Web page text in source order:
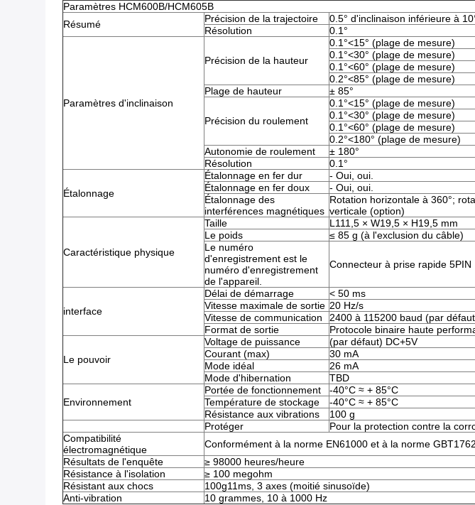
Paramètres HCM600B/HCM605B
Résumé
Précision de la trajectoire
0.5° d'inclinaison inférieure à
Résolution
0.1°
Paramètres d'inclinaison
Précision de la hauteur
0.1°<15° (plage de mesure)
0.1°<30° (plage de mesure)
0.1°<60° (plage de mesure)
0.2°<85° (plage de mesure)
Plage de hauteur
± 85°
Précision du roulement
0.1°<15° (plage de mesure)
0.1°<30° (plage de mesure)
0.1°<60° (plage de mesure)
0.2°<180° (plage de mesure)
Autonomie de roulement
± 180°
Résolution
0.1°
Étalonnage
Étalonnage en fer dur
- Oui, oui.
Étalonnage en fer doux
- Oui, oui.
Étalonnage des
interférences magnétiques
Rotation horizontale à 360°;
verticale (option)
Caractéristique physique
Taille
L111,5 × W19,5 × H19,5 mm
Le poids
≤ 85 g (à l'exclusion du câble)
Le numéro
d'enregistrement est le
numéro d'enregistrement
de l'appareil.
Connecteur à prise rapide 5PIN
interface
Délai de démarrage
< 50 ms
Vitesse maximale de sortie 20 Hz/s
Vitesse de communication
2400 à 115200 baud (par
Format de sortie
Protocole binaire haute
Le pouvoir
Voltage de puissance
(par défaut) DC+5V
Courant (max)
30 mA
Mode idéal
26 mA
Mode d'hibernation
TBD
Environnement
Portée de fonctionnement
-40°C ≈ + 85°C
Température de stockage
-40°C ≈ + 85°C
Résistance aux vibrations
100 g
Protéger
Pour la protection contre la
Compatibilité
électromagnétique
Conformément à la norme EN61000 et à la norme
Résultats de l'enquête
≥ 98000 heures/heure
Résistance à l'isolation
≥ 100 megohm
Résistant aux chocs
100g11ms, 3 axes (moitié sinusoïde)
Anti-vibration
10 grammes, 10 à 1000 Hz